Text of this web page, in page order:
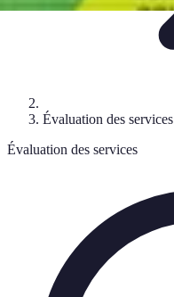
Évaluation des services
Évaluation des services